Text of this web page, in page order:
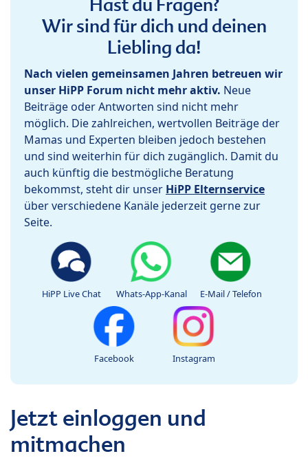
Wir sind für dich und deinen
Liebling da!
Nach vielen gemeinsamen Jahren betreuen wir
unser HiPP Forum nicht mehr aktiv. Neue
Beiträge oder Antworten sind nicht mehr
möglich. Die zahlreichen, wertvollen Beiträge der
Mamas und Experten bleiben jedoch bestehen
und sind weiterhin für dich zugänglich. Damit du
auch künftig die bestmögliche Beratung
bekommst, steht dir unser HiPP Elternservice
über verschiedene Kanäle jederzeit gerne zur
Seite.
HiPP Live Chat Whats-App-Kanal E-Mail / Telefon
Facebook Instagram
Jetzt einloggen und
mitmachen